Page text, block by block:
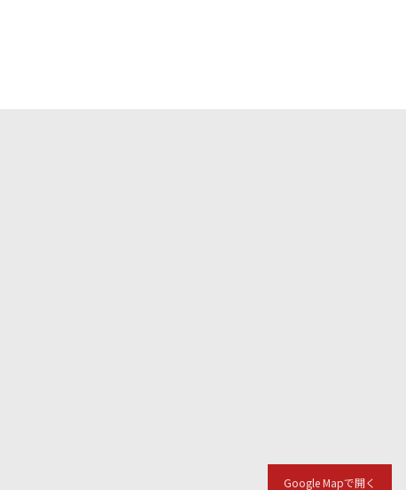
Google Mapで開く